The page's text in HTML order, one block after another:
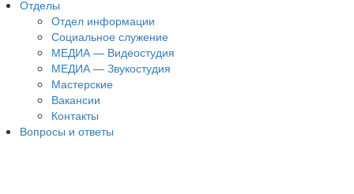
Отделы
Отдел информации
Социальное служение
МЕДИА — Видеостудия
МЕДИА — Звукостудия
Мастерские
Вакансии
Контакты
Вопросы и ответы